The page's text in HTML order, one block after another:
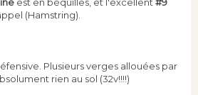
est en béquilles, et l'excellent#9
(Hamstring).
Plusieurs verges allouées par
rien au sol (32v!!!!)